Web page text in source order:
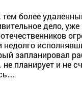
более
дело,
недолго
запланировал
планирует и не